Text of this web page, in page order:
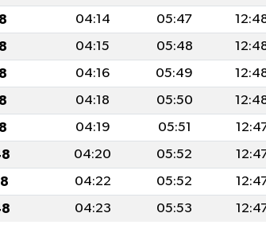
04:14 05:47
04:15 05:48
04:16 05:49
04:18 05:50
04:19 05:51
04:20 05:52
04:22 05:52
04:23 05:53